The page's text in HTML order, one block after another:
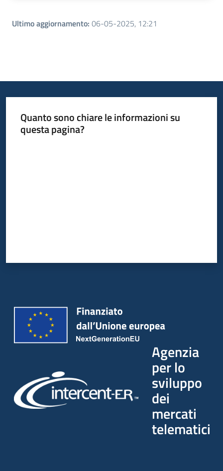
Ultimo aggiornamento: 06-05-2025, 12:21
Quanto sono chiare le informazioni su
questa pagina?
Agenzia
per lo
sviluppo
dei
mercati
telematici